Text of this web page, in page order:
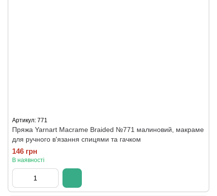
Артикул: 771
Пряжа Yarnart Macrame Braided №771 малиновий, макраме
для ручного в'язання спицями та гачком
146 грн
В наявності